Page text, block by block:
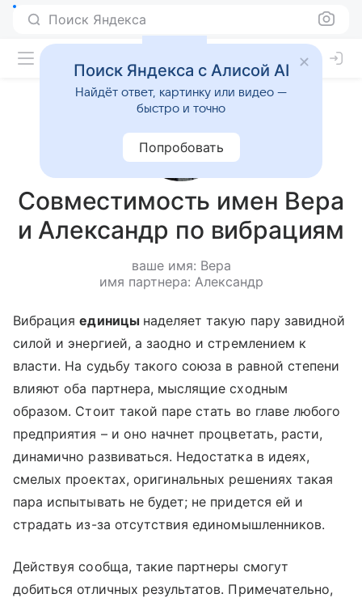
Поиск Яндекса
Совместимость имен Вера
и Александр по вибрациям
ваше имя: Вера
имя партнера: Александр
Вибрацияединицы наделяет такую пару завидной
силой и энергией, а заодно и стремлением к
власти. На судьбу такого союза в равной степени
влияют оба партнера, мыслящие сходным
образом. Стоит такой паре стать во главе любого
предприятия – и оно начнет процветать, расти,
динамично развиваться. Недостатка в идеях,
смелых проектах, оригинальных решениях такая
пара испытывать не будет; не придется ей и
страдать из-за отсутствия единомышленников.
Действуя сообща, такие партнеры смогут
добиться отличных результатов. Примечательно,
Поиск Яндекса с Алисой AI
Найдёт ответ, картинку или видео —
быстро и точно
Попробовать